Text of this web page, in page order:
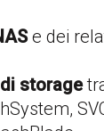
e dei
storage